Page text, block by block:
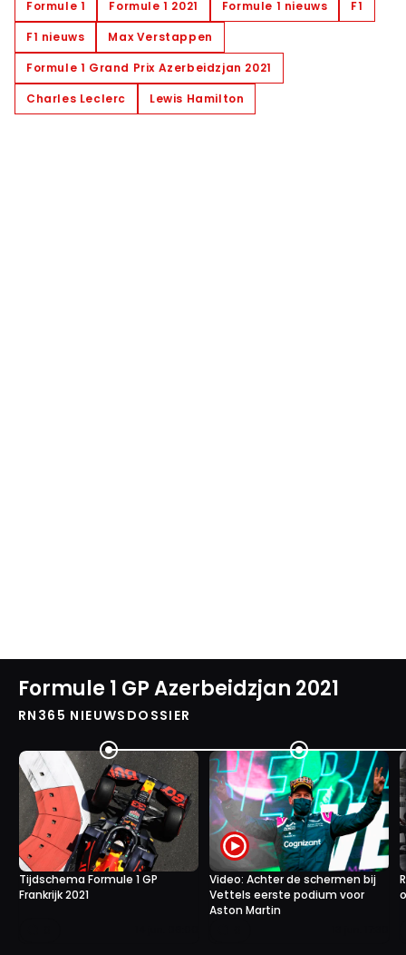
Formule 1 Formule 1 2021 Formule 1 nieuws
F1
F1 nieuws
Max Verstappen
Formule 1 Grand Prix Azerbeidzjan 2021
Charles Leclerc
Lewis Hamilton
Formule 1 GP Azerbeidzjan 2021
RN365 NIEUWSDOSSIER
Tijdschema Formule 1 GP
Frankrijk 2021
Video: Achter de schermen bij
Vettels eerste podium voor
Aston Martin